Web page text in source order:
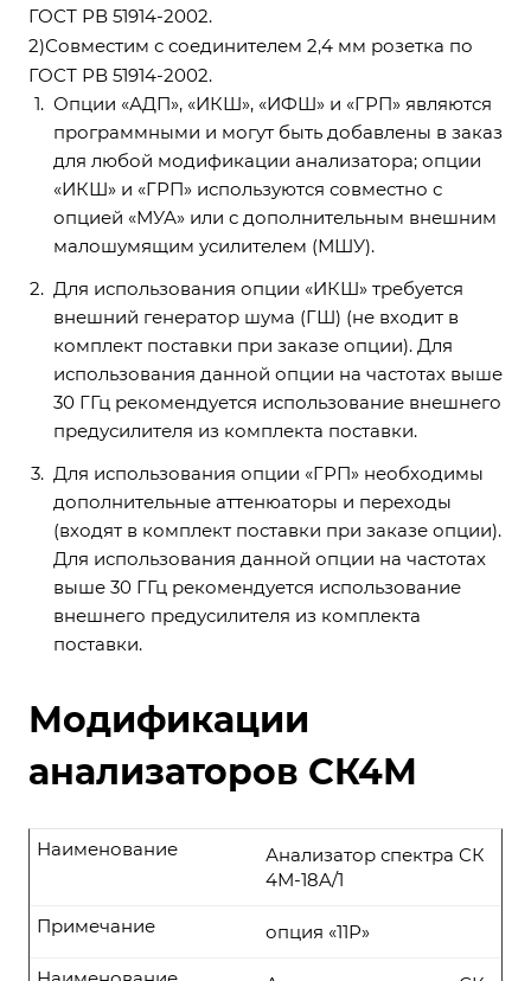
ГОСТ РВ 51914-2002.
2)Совместим с соединителем 2,4 мм розетка по
ГОСТ РВ 51914-2002.
Опции «АДП», «ИКШ», «ИФШ» и «ГРП» являются
программными и могут быть добавлены в заказ
для любой модификации анализатора; опции
«ИКШ» и «ГРП» используются совместно с
опцией «МУА» или с дополнительным внешним
малошумящим усилителем (МШУ).
Для использования опции «ИКШ» требуется
внешний генератор шума (ГШ) (не входит в
комплект поставки при заказе опции). Для
использования данной опции на частотах выше
30 ГГц рекомендуется использование внешнего
предусилителя из комплекта поставки.
Для использования опции «ГРП» необходимы
дополнительные аттенюаторы и переходы
(входят в комплект поставки при заказе опции).
Для использования данной опции на частотах
выше 30 ГГц рекомендуется использование
внешнего предусилителя из комплекта
поставки.
Модификации
анализаторов СК4М
Анализатор спектра СК
4М-18A/1
Наименование
опция «11Р»
Примечание